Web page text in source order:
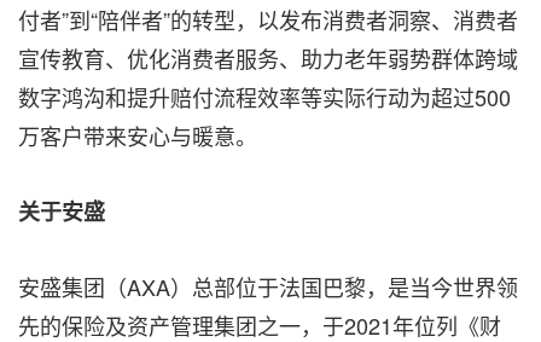
付者”到“陪伴者”的转型，以发布消费者洞察、消费者
宣传教育、优化消费者服务、助力老年弱势群体跨域
数字鸿沟和提升赔付流程效率等实际行动为超过500
万客户带来安心与暖意。
关于安盛
安盛集团（AXA）总部位于法国巴黎，是当今世界领
先的保险及资产管理集团之一，于2021年位列《财